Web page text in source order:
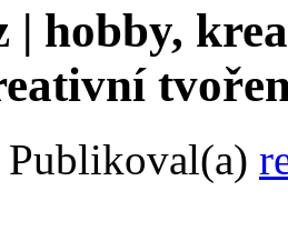
| hobby,
Publikoval(a)